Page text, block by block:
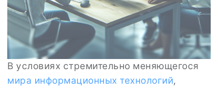
В условиях стремительно меняющегося
мира информационных технологий,